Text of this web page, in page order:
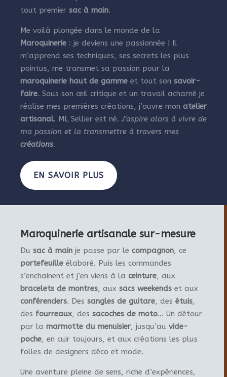
tout premier sac à main.
Me voilà plongée dans le monde de la
Maroquinerie : je deviens une passionnée ! Il
m’apprend ses techniques, ses secrets les plus
pointus, me transmet sa passion pour la
maroquinerie haut de gamme et tout son savoir-
faire. Sous son œil critique et un travail acharné je
réalise mes premières créations, j’ouvre mon atelier
artisanal. ML Sellier est né. J’aspire alors à vivre de
ma passion et la transmettre à travers mes
créations.
EN SAVOIR PLUS
Maroquinerie artisanale sur-mesure
Du sac à main je passe par le compagnon, ce
portefeuille élaboré. Puis les commandes
s’enchainent et j’en viens à la ceinture, aux
bracelets de montres, aux sacs weekends et aux
conférenciers. Des sangles de guitare, des étuis,
des fourreaux, des sacoches de moto… Un détour
par la marmotte du menuisier, jusqu’au vide-
poche, en cuir toujours, et aux créations les plus
folles de designers déco et mode.
Une aventure pleine de sens, riche d’expériences,